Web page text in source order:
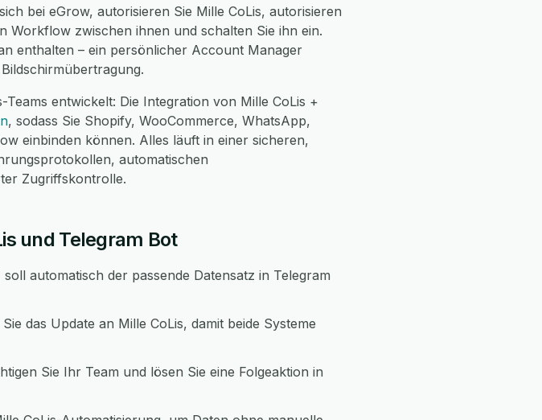
bei eGrow, autorisieren Sie Mille CoLis, autorisieren
Workflow zwischen ihnen und schalten Sie ihn ein.
enthalten – ein persönlicher Account Manager
entwickelt: Die Integration von Mille CoLis +
, sodass Sie Shopify, WooCommerce, WhatsApp,
einbinden können. Alles läuft in einer sicheren,
automatischen
Zugriffskontrolle.
und Telegram Bot
automatisch der passende Datensatz in Telegram
das Update an Mille CoLis, damit beide Systeme
Sie Ihr Team und lösen Sie eine Folgeaktion in